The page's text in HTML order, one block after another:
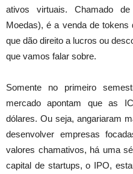
ativos virtuais. Chamado
Moedas), é a venda de tokens
que dão direito a lucros ou
que vamos falar sobre.
Somente no primeiro
mercado apontam que as
dólares. Ou seja, angariaram
desenvolver empresas
valores chamativos, há uma
capital de startups, o IPO,